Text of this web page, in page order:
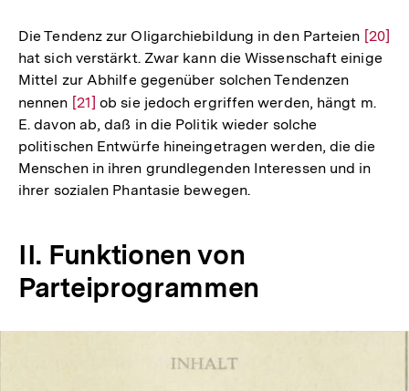
Die Tendenz zur Oligarchiebildung in den Parteien Zur
[20]
hat sich verstärkt. Zwar kann die Wissenschaft einige
Mittel zur Abhilfe gegenüber solchen Tendenzen
nennen Zur
Auflösung
der
Fußnote
[21] ob sie jedoch ergriffen werden, hängt m.
E. davon ab, daß in die Politik wieder solche
politischen Entwürfe hineingetragen werden, die die
Menschen in ihren grundlegenden Interessen und in
ihrer sozialen Phantasie bewegen.
II. Funktionen von
Parteiprogrammen